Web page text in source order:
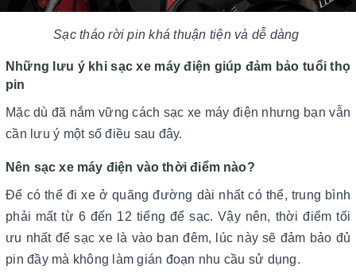
Sạc tháo rời pin khá thuận tiện và dễ dàng
Những lưu ý khi sạc xe máy điện giúp đảm bảo tuổi thọ
pin
Mặc dù đã nắm vững cách sạc xe máy điện nhưng bạn vẫn
cần lưu ý một số điều sau đây.
Nên sạc xe máy điện vào thời điểm nào?
Để có thể đi xe ở quãng đường dài nhất có thể, trung bình
phải mất từ 6 đến 12 tiếng để sạc. Vậy nên, thời điểm tối
ưu nhất để sạc xe là vào ban đêm, lúc này sẽ đảm bảo đủ
pin đầy mà không làm gián đoạn nhu cầu sử dụng.